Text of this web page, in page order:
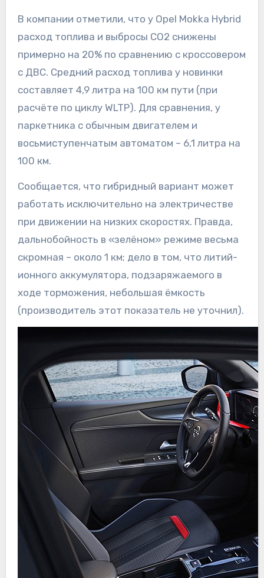
В компании отметили, что у Opel Mokka Hybrid
расход топлива и выбросы CO2 снижены
примерно на 20% по сравнению с кроссовером
с ДВС. Средний расход топлива у новинки
составляет 4,9 литра на 100 км пути (при
расчёте по циклу WLTP). Для сравнения, у
паркетника с обычным двигателем и
восьмиступенчатым автоматом – 6,1 литра на
100 км.
Сообщается, что гибридный вариант может
работать исключительно на электричестве
при движении на низких скоростях. Правда,
дальнобойность в «зелёном» режиме весьма
скромная – около 1 км; дело в том, что литий-
ионного аккумулятора, подзаряжаемого в
ходе торможения, небольшая ёмкость
(производитель этот показатель не уточнил).